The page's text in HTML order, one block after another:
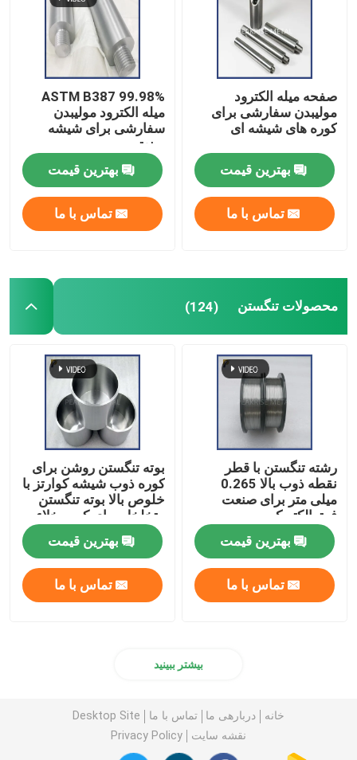
صفحه میله الکترود
مولیبدن سفارشی برای
کوره های شیشه ای
بهترین قیمت
تماس با ما
ASTM B387 99.98%
میله الکترود مولیبدن
سفارشی برای شیشه
صنعتی
بهترین قیمت
تماس با ما
محصولات تنگستن (124)
رشته تنگستن با قطر
نقطه ذوب بالا 0.265
میلی متر برای صنعت
فوتوالکتریک
بهترین قیمت
تماس با ما
بوته تنگستن روشن برای
کوره ذوب شیشه کوارتز با
خلوص بالا بوته تنگستن
متخلخل برای کوره خلاء
بهترین قیمت
تماس با ما
بیشتر ببینید
خانه دربارهی ما تماس با ما
Desktop Site
نقشه سایت
Privacy Policy